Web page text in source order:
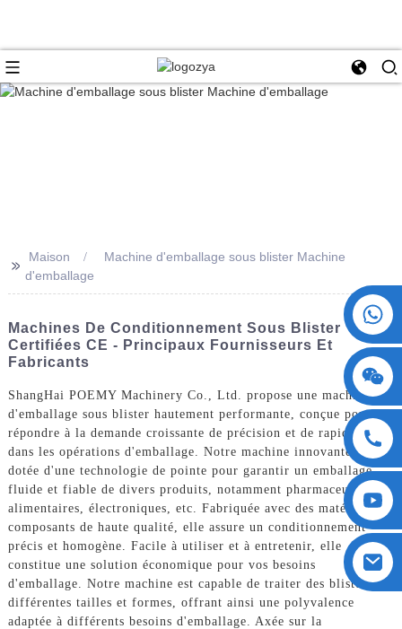
>>
Maison
Machine d'emballage sous blister Machine
d'emballage
Machines De Conditionnement Sous Blister
Certifiées CE - Principaux Fournisseurs Et
Fabricants
ShangHai POEMY Machinery Co., Ltd. propose une machine
d'emballage sous blister hautement performante, conçue pour
répondre à la demande croissante de précision et de rapidité
dans les opérations d'emballage. Notre machine innovante est
dotée d'une technologie de pointe pour garantir un emballage
fluide et fiable de divers produits, notamment pharmaceutiques,
alimentaires, électroniques, etc. Fabriquée avec des matériaux et
composants de haute qualité, elle assure un conditionnement
précis et homogène. Facile à utiliser et à entretenir, elle
constitue une solution économique pour vos besoins
d'emballage. Notre machine est capable de traiter des blisters de
différentes tailles et formes, offrant ainsi une polyvalence
adaptée à différents besoins d'emballage. Axée sur la